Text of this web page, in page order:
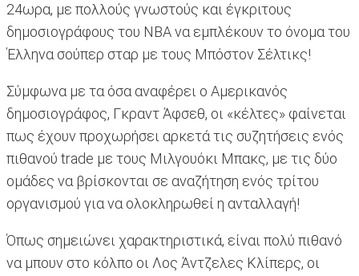
24ωρα, με πολλούς γνωστούς και έγκριτους
δημοσιογράφους του ΝΒΑ να εμπλέκουν το όνομα του
Έλληνα σούπερ σταρ με τους Μπόστον Σέλτικς!
Σύμφωνα με τα όσα αναφέρει ο Αμερικανός
δημοσιογράφος, Γκραντ Άφσεθ, οι «κέλτες» φαίνεται
πως έχουν προχωρήσει αρκετά τις συζητήσεις ενός
πιθανού trade με τους Μιλγουόκι Μπακς, με τις δύο
ομάδες να βρίσκονται σε αναζήτηση ενός τρίτου
οργανισμού για να ολοκληρωθεί η ανταλλαγή!
Όπως σημειώνει χαρακτηριστικά, είναι πολύ πιθανό
να μπουν στο κόλπο οι Λος Άντζελες Κλίπερς, οι